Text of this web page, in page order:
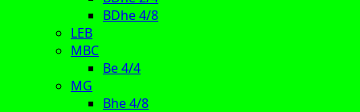
BDhe 4/8
LEB
MBC
Be 4/4
MG
Bhe 4/8